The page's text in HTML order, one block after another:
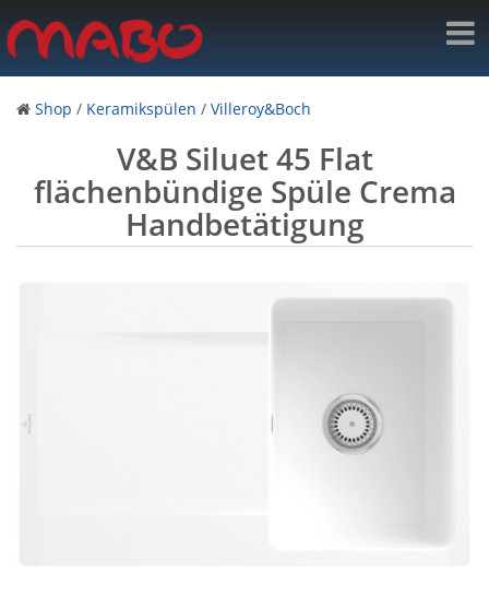
Shop / Keramikspülen / Villeroy&Boch
V&B Siluet 45 Flat
flächenbündige Spüle Crema
Handbetätigung